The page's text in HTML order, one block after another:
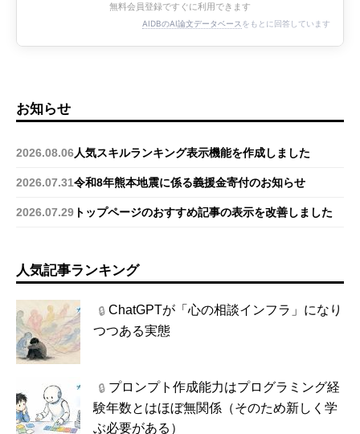
無料会員登録ですぐに利用できます
AIDBのAI論文データベース をもとに回答しています
お知らせ
2026.08.06人気スキルランキング表示機能を作成しました
2026.07.31令和8年熊本地震に係る義援金寄付のお知らせ
2026.07.29 トップページのおすすめ記事の表示を改善しました
人気記事ランキング
🔒ChatGPTが「心の相談インフラ」になり
つつある実態
🔒プロンプト作成能力はプログラミング経
験年数とはほぼ無関係（そのため新しく学
ぶ必要がある）